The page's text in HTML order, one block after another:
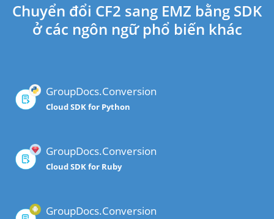
Chuyển đổi CF2 sang EMZ bằng SDK
ở các ngôn ngữ phổ biến khác
GroupDocs.Conversion
Cloud SDK for Python
GroupDocs.Conversion
Cloud SDK for Ruby
GroupDocs.Conversion